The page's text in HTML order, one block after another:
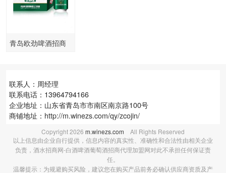
青岛欧劲啤酒招商
联系人：周经理
联系电话：13964794166
企业地址：山东省青岛市市南区南京路100号
商铺地址： http://m.winezs.com/qy/zcojin/
Copyright2026 m.winezs.com All Rights Reserved
以上信息由企业自行提供，信息内容的真实性、准确性和合法性由相关企业
负责，酒水招商网-白酒啤酒葡萄酒招商代理加盟网对此不承担任何保证责
任。
温馨提示：为规避购买风险，建议您在购买产品前务必确认供应商资质及产